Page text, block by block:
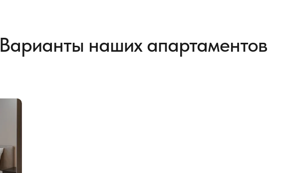
Варианты наших апартаментов